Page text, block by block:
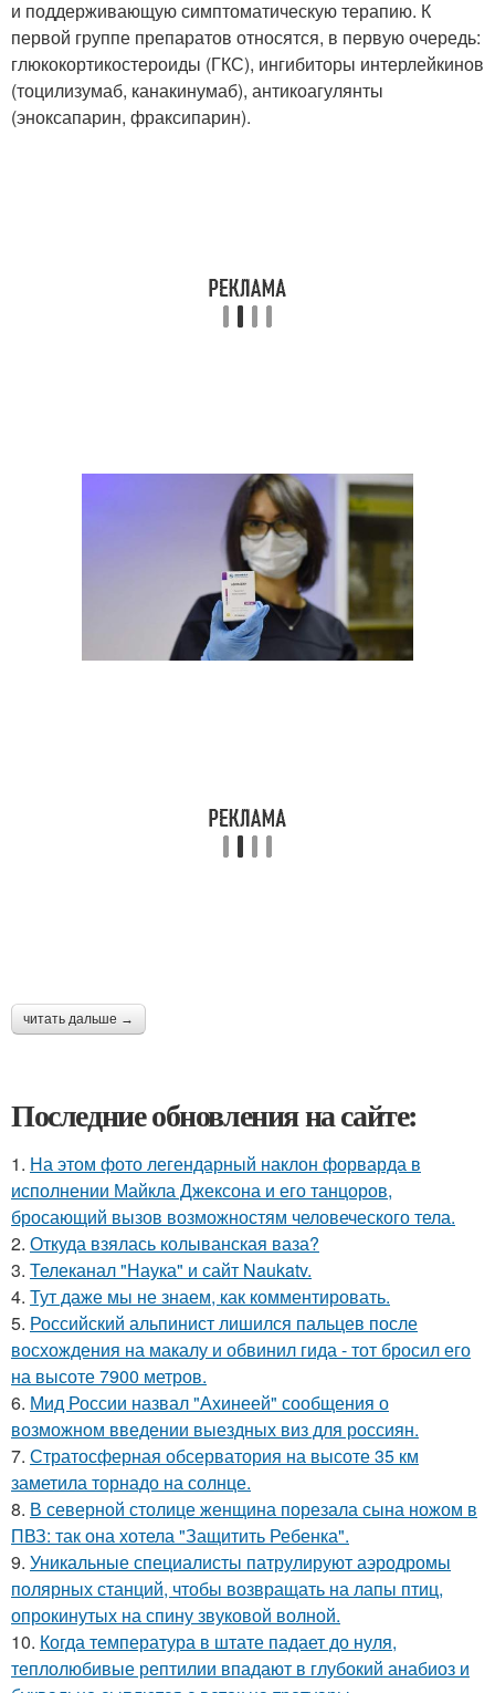
и поддерживающую симптоматическую терапию. К
первой группе препаратов относятся, в первую очередь:
глюкокортикостероиды (ГКС), ингибиторы интерлейкинов
(тоцилизумаб, канакинумаб), антикоагулянты
(эноксапарин, фраксипарин).
читать дальше →
Последние обновления на сайте:
1. На этом фото легендарный наклон форварда в
исполнении Майкла Джексона и его танцоров,
бросающий вызов возможностям человеческого тела.
2. Откуда взялась колыванская ваза?
3. Телеканал "Наука" и сайт Naukatv.
4. Тут даже мы не знаем, как комментировать.
5. Российский альпинист лишился пальцев после
восхождения на макалу и обвинил гида - тот бросил его
на высоте 7900 метров.
6. Мид России назвал "Ахинеей" сообщения о
возможном введении выездных виз для россиян.
7. Стратосферная обсерватория на высоте 35 км
заметила торнадо на солнце.
8. В северной столице женщина порезала сына ножом в
ПВЗ: так она хотела "Защитить Ребенка".
9. Уникальные специалисты патрулируют аэродромы
полярных станций, чтобы возвращать на лапы птиц,
опрокинутых на спину звуковой волной.
10. Когда температура в штате падает до нуля,
теплолюбивые рептилии впадают в глубокий анабиоз и